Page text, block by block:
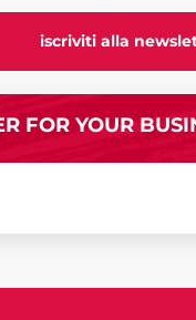
iscriviti alla
FOR YOUR